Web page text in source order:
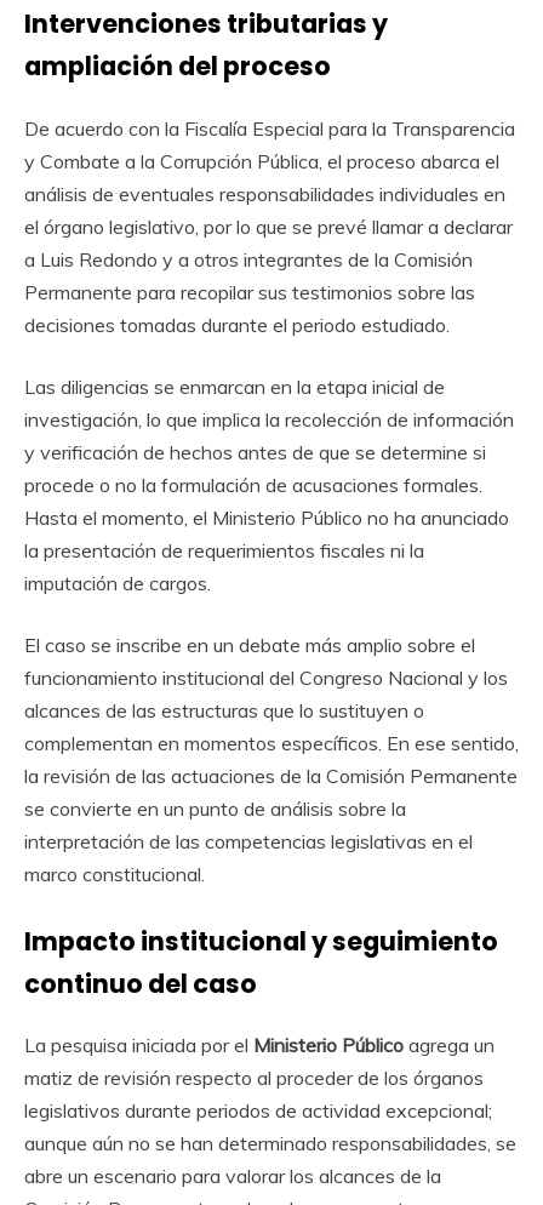
Intervenciones tributarias y
ampliación del proceso
De acuerdo con la Fiscalía Especial para la Transparencia
y Combate a la Corrupción Pública, el proceso abarca el
análisis de eventuales responsabilidades individuales en
el órgano legislativo, por lo que se prevé llamar a declarar
a Luis Redondo y a otros integrantes de la Comisión
Permanente para recopilar sus testimonios sobre las
decisiones tomadas durante el periodo estudiado.
Las diligencias se enmarcan en la etapa inicial de
investigación, lo que implica la recolección de información
y verificación de hechos antes de que se determine si
procede o no la formulación de acusaciones formales.
Hasta el momento, el Ministerio Público no ha anunciado
la presentación de requerimientos fiscales ni la
imputación de cargos.
El caso se inscribe en un debate más amplio sobre el
funcionamiento institucional del Congreso Nacional y los
alcances de las estructuras que lo sustituyen o
complementan en momentos específicos. En ese sentido,
la revisión de las actuaciones de la Comisión Permanente
se convierte en un punto de análisis sobre la
interpretación de las competencias legislativas en el
marco constitucional.
Impacto institucional y seguimiento
continuo del caso
La pesquisa iniciada por el Ministerio Público agrega un
matiz de revisión respecto al proceder de los órganos
legislativos durante periodos de actividad excepcional;
aunque aún no se han determinado responsabilidades, se
abre un escenario para valorar los alcances de la